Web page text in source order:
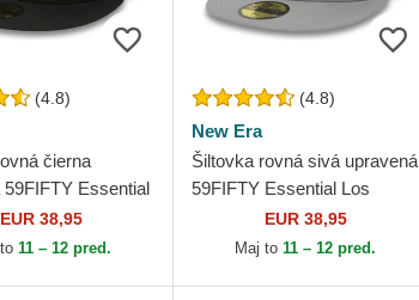
(4.8)
čierna
59FIFTY Essential
Dodgers MLB
EUR 38,95
to11 – 12 pred.
(4.8)
New Era
Šiltovka rovná sivá upravená
59FIFTY Essential Los
Angeles Dodgers MLB New
EUR 38,95
Maj to11 – 12 pred.